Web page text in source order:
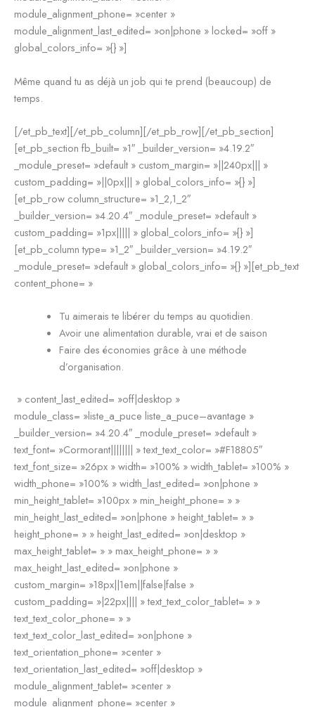
module_alignment_phone= »center »
module_alignment_last_edited= »on|phone » locked= »off »
global_colors_info= »{} »]
Même quand tu as déjà un job qui te prend (beaucoup) de
temps.
[/et_pb_text][/et_pb_column][/et_pb_row][/et_pb_section]
[et_pb_section fb_built= »1″ _builder_version= »4.19.2″
_module_preset= »default » custom_margin= »||240px||| »
custom_padding= »||0px||| » global_colors_info= »{} »]
[et_pb_row column_structure= »1_2,1_2″
_builder_version= »4.20.4″ _module_preset= »default »
custom_padding= »1px||||| » global_colors_info= »{} »]
[et_pb_column type= »1_2″ _builder_version= »4.19.2″
_module_preset= »default » global_colors_info= »{} »][et_pb_text
content_phone= »
Tu aimerais te libérer du temps au quotidien.
Avoir une alimentation durable, vrai et de saison
Faire des économies grâce à une méthode
d’organisation.
» content_last_edited= »off|desktop »
module_class= »liste_a_puce liste_a_puce–avantage »
_builder_version= »4.20.4″ _module_preset= »default »
text_font= »Cormorant|||||||| » text_text_color= »#F18805″
text_font_size= »26px » width= »100% » width_tablet= »100% »
width_phone= »100% » width_last_edited= »on|phone »
min_height_tablet= »100px » min_height_phone= » »
min_height_last_edited= »on|phone » height_tablet= » »
height_phone= » » height_last_edited= »on|desktop »
max_height_tablet= » » max_height_phone= » »
max_height_last_edited= »on|phone »
custom_margin= »18px||1em||false|false »
custom_padding= »|22px|||| » text_text_color_tablet= » »
text_text_color_phone= » »
text_text_color_last_edited= »on|phone »
text_orientation_phone= »center »
text_orientation_last_edited= »off|desktop »
module_alignment_tablet= »center »
module_alignment_phone= »center »